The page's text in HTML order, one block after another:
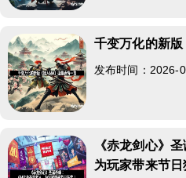
千变万化的新
发布时间：2026-
《赤龙剑心》
为玩家带来节日